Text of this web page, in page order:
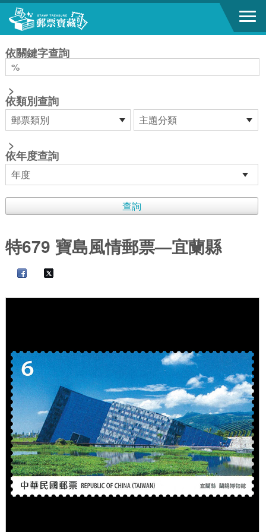
跳到主要內容區塊
依關鍵字查詢
>
依類別查詢
>
依年度查詢
特679 寶島風情郵票—宜蘭縣